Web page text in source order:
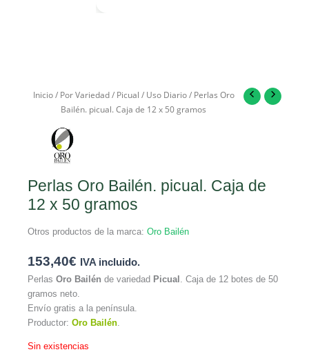
Inicio/ Por Variedad/ Picual / Uso Diario/ Perlas Oro
Bailén. picual. Caja de 12 x 50 gramos
Perlas Oro Bailén. picual. Caja de
12 x 50 gramos
Otros productos de la marca: Oro Bailén
153,40€ IVA incluido.
Perlas Oro Bailén de variedad Picual . Caja de 12 botes de 50
gramos neto.
Envío gratis a la península.
Productor: Oro Bailén.
Sin existencias